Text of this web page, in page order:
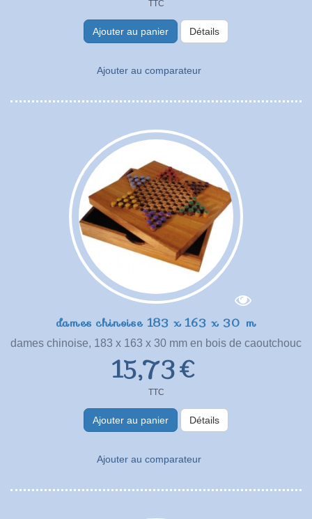
TTC
Ajouter au panier Détails
Ajouter au comparateur
dames chinoise 183 x 163 x 30 m
dames chinoise, 183 x 163 x 30 mm en bois de caoutchouc
15,73 €
TTC
Ajouter au panier Détails
Ajouter au comparateur